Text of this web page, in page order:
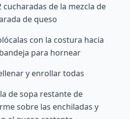
cucharadas de la mezcla de
de queso
con la costura hacia
para hornear
y enrollar todas
de sopa restante de
sobre las enchiladas y